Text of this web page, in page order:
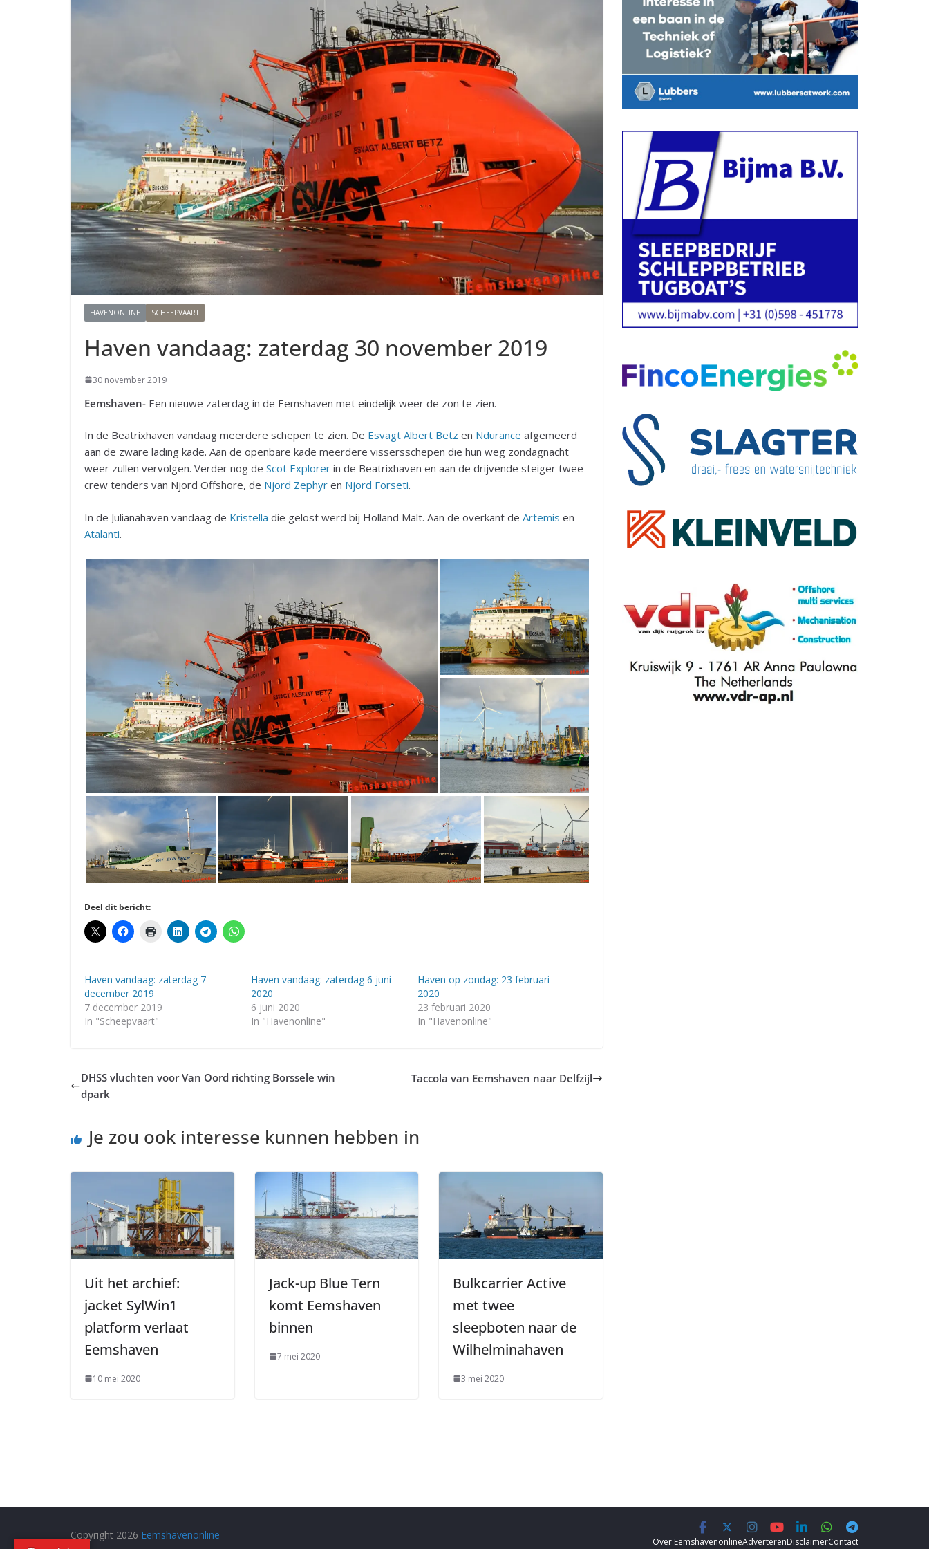
HAVENONLINE SCHEEPVAART
Haven vandaag: zaterdag 30 november 2019
30 november 2019
Eemshaven- Een nieuwe zaterdag in de Eemshaven met eindelijk weer de zon te zien.
In de Beatrixhaven vandaag meerdere schepen te zien. De Esvagt Albert Betz en Ndurance afgemeerd
aan de zware lading kade. Aan de openbare kade meerdere vissersschepen die hun weg zondagnacht
weer zullen vervolgen. Verder nog de Scot Explorer in de Beatrixhaven en aan de drijvende steiger twee
crew tenders van Njord Offshore, de Njord Zephyr en Njord Forseti.
In de Julianahaven vandaag de Kristella die gelost werd bij Holland Malt. Aan de overkant de Artemis en
Atalanti.
Deel dit bericht:
Haven vandaag: zaterdag 7
december 2019
7 december 2019
In "Scheepvaart"
Haven vandaag: zaterdag 6 juni
2020
6 juni 2020
In "Havenonline"
Haven op zondag: 23 februari
2020
23 februari 2020
In "Havenonline"
DHSS vluchten voor Van Oord richting Borssele win
dpark
Taccola van Eemshaven naar Delfzijl
Je zou ook interesse kunnen hebben in
Uit het archief:
jacket SylWin1
platform verlaat
Eemshaven
10 mei 2020
Jack-up Blue Tern
komt Eemshaven
binnen
7 mei 2020
Bulkcarrier Active
met twee
sleepboten naar de
Wilhelminahaven
3 mei 2020
Over EemshavenonlineAdverterenDisclaimerContact
Copyright 2026 Eemshavenonline